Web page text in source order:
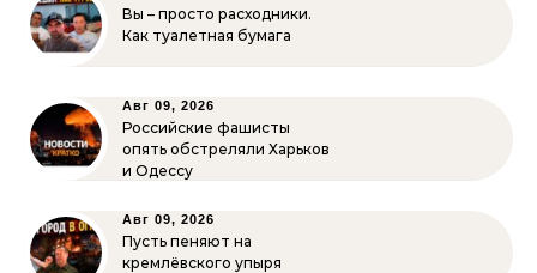
Вы – просто расходники.
Как туалетная бумага
Авг 09, 2026
Российские фашисты
опять обстреляли Харьков
и Одессу
Авг 09, 2026
Пусть пеняют на
кремлёвского упыря